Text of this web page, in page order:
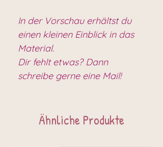
In der Vorschau erhältst du
einen kleinen Einblick in das
Material.
Dir fehlt etwas? Dann
schreibe gerne eine Mail!
Ähnliche Produkte